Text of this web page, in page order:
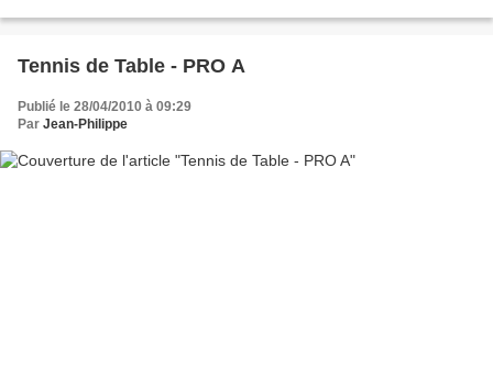
Tennis de Table - PRO A
Publié le 28/04/2010 à 09:29
Par Jean-Philippe